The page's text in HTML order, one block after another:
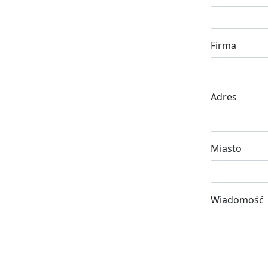
Firma
Adres
Miasto
Wiadomość